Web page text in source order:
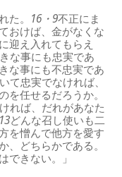
た。 16・9不正にま
おけば、金がなくな
迎え入れてもらえ
な事にも忠実であ
な事にも不忠実であ
て忠実でなければ、
を任せるだろうか。
れば、だれがあなた
13どんな召し使いも二
を憎んで他方を愛す
、どちらかである。
できない。」